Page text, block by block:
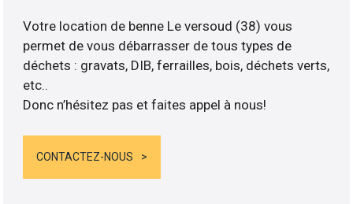
Votre location de benne Le versoud (38) vous
permet de vous débarrasser de tous types de
déchets : gravats, DIB, ferrailles, bois, déchets verts,
etc..
Donc n’hésitez pas et faites appel à nous!
CONTACTEZ-NOUS